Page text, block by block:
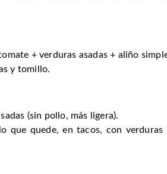
+ verduras asadas + aliño
y tomillo.
(sin pollo, más ligera).
que quede, en tacos, con verduras